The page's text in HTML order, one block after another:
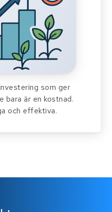
som ger
bara är en kostnad.
och effektiva.